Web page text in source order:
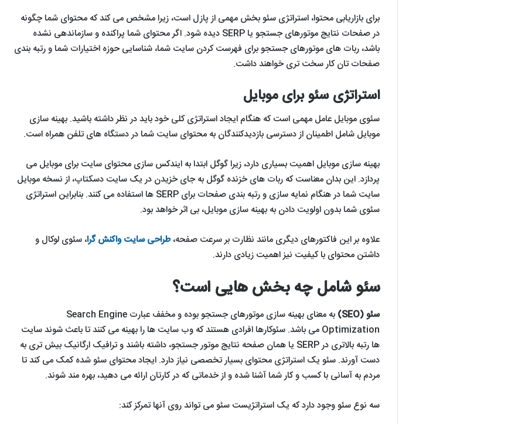
برای بازاریابی محتوا، استراتژی سئو بخش مهمی از پازل است، زیرا مشخص می کند که محتوای شما چگونه
در صفحات نتایج موتورهای جستجو یا SERP دیده شود. اگر محتوای شما پراکنده و سازماندهی نشده
باشد، ربات های موتورهای جستجو برای فهرست کردن سایت شما، شناسایی حوزه اختیارات شما و رتبه بندی
صفحات تان کار سخت تری خواهند داشت.
استراتژی سئو برای موبایل
سئوی موبایل عامل مهمی است که هنگام ایجاد استراتژی کلی خود باید در نظر داشته باشید. بهینه سازی
موبایل شامل اطمینان از دسترسی بازدیدکنندگان به محتوای سایت شما در دستگاه های تلفن همراه است.
بهینه سازی موبایل اهمیت بسیاری دارد، زیرا گوگل ابتدا به ایندکس سازی محتوای سایت برای موبایل می
پردازد. این بدان معناست که ربات های خزنده گوگل به جای خزیدن در یک سایت دسکتاپ، از نسخه موبایل
سایت شما در هنگام نمایه سازی و رتبه بندی صفحات برای SERP ها استفاده می کنند. بنابراین استراتژی
سئوی شما بدون اولویت دادن به بهینه سازی موبایل، بی اثر خواهد بود.
علاوه بر این فاکتورهای دیگری مانند نظارت بر سرعت صفحه،طراحی سایت واکنش گرا، سئوی لوکال و
داشتن محتوای با کیفیت نیز اهمیت زیادی دارند.
سئو شامل چه بخش هایی است؟
سئو (SEO)
به معنای بهینه سازی موتورهای جستجو بوده و مخفف عبارت Search Engine
Optimization می باشد. سئوکارها افرادی هستند که وب سایت ها را بهینه می کنند تا باعث شوند سایت
ها رتبه بالاتری در SERP یا همان صفحه نتایج موتور جستجو، داشته باشند و ترافیک ارگانیک بیش تری به
دست آورند. سئو یک استراتژی محتوای بسیار تخصصی نیاز دارد. ایجاد محتوای سئو شده کمک می کند تا
مردم به آسانی با کسب و کار شما آشنا شده و از خدماتی که در کارتان ارائه می دهید، بهره مند شوند.
سه نوع سئو وجود دارد که یک استراتژیست سئو می تواند روی آنها تمرکز کند:
آموزش